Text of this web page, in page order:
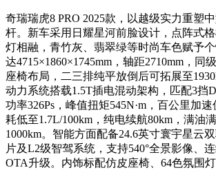
奇瑞瑞虎8 PRO 2025款，以越级实力重塑
杆。新车采用日耀星河前脸设计，点阵式
灯相融，青竹灰、翡翠绿等时尚车色赋予
达4715×1860×1745mm，轴距2710mm，同
座椅布局，二三排纯平放倒后可拓展至
动力系统搭载1.5T插电混动架构，匹配3挡
功率326Ps，峰值扭矩545N·m，百公里加
耗低至1.7L/100km，纯电续航80km，满油
1000km。智能方面配备24.6英寸寰宇星云
片及L2级智驾系统，支持540°全景影像、
OTA升级。内饰标配仿皮座椅、64色氛围